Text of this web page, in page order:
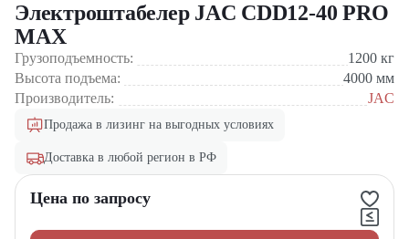
Электроштабелер JAC CDD12-40 PRO
MAX
Грузоподъемность: 1200 кг
Высота подъема:
4000 мм
Производитель:
JAC
Продажа в лизинг на выгодных условиях
Доставка в любой регион в РФ
Цена по запросу